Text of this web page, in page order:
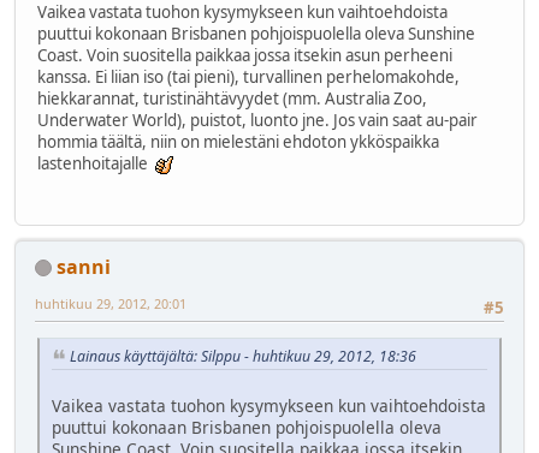
Vaikea vastata tuohon kysymykseen kun vaihtoehdoista
puuttui kokonaan Brisbanen pohjoispuolella oleva Sunshine
Coast. Voin suositella paikkaa jossa itsekin asun perheeni
kanssa. Ei liian iso (tai pieni), turvallinen perhelomakohde,
hiekkarannat, turistinähtävyydet (mm. Australia Zoo,
Underwater World), puistot, luonto jne. Jos vain saat au-pair
hommia täältä, niin on mielestäni ehdoton ykköspaikka
lastenhoitajalle
sanni
#5
huhtikuu 29, 2012, 20:01
Lainaus käyttäjältä: Silppu - huhtikuu 29, 2012, 18:36
Vaikea vastata tuohon kysymykseen kun vaihtoehdoista
puuttui kokonaan Brisbanen pohjoispuolella oleva
Sunshine Coast. Voin suositella paikkaa jossa itsekin